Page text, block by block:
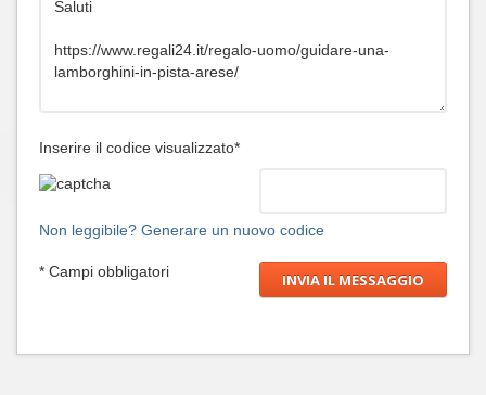
Inserire il codice visualizzato*
Non leggibile? Generare un nuovo codice
* Campi obbligatori